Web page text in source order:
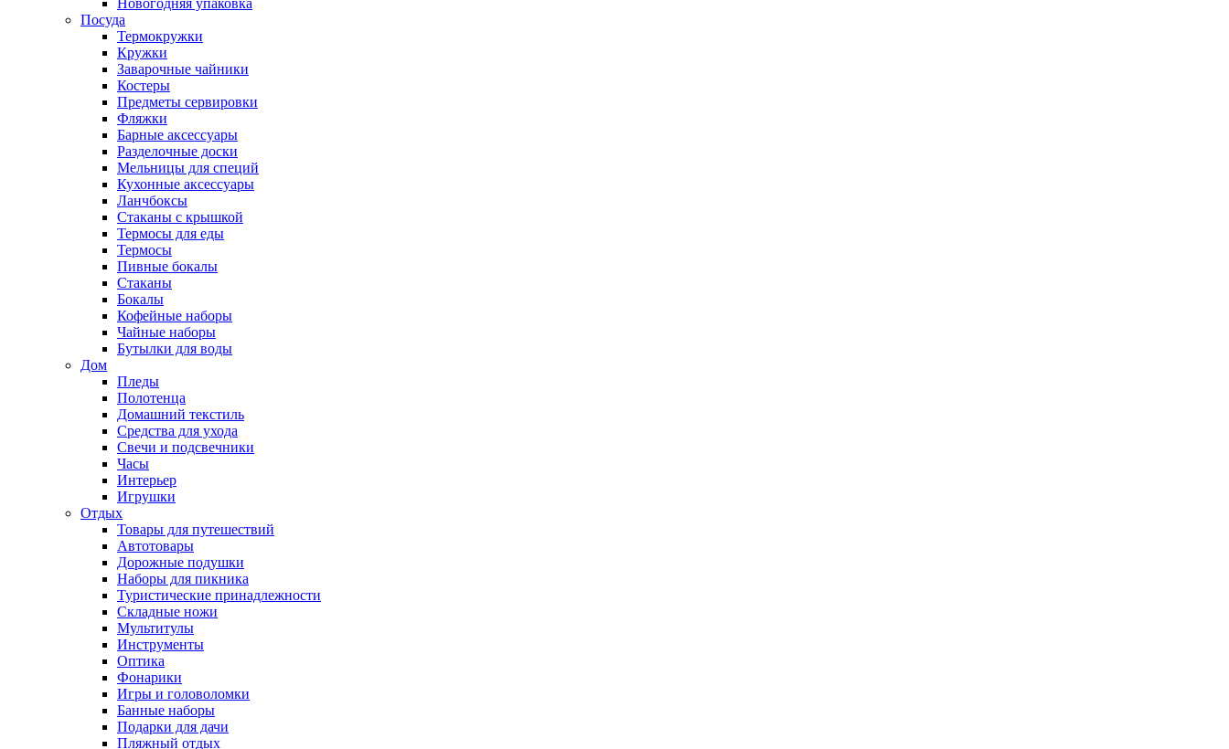
Новогодняя упаковка
Посуда
Термокружки
Кружки
Заварочные чайники
Костеры
Предметы сервировки
Фляжки
Барные аксессуары
Разделочные доски
Мельницы для специй
Кухонные аксессуары
Ланчбоксы
Стаканы с крышкой
Термосы для еды
Термосы
Пивные бокалы
Стаканы
Бокалы
Кофейные наборы
Чайные наборы
Бутылки для воды
Дом
Пледы
Полотенца
Домашний текстиль
Средства для ухода
Свечи и подсвечники
Часы
Интерьер
Игрушки
Отдых
Товары для путешествий
Автотовары
Дорожные подушки
Наборы для пикника
Туристические принадлежности
Складные ножи
Мультитулы
Инструменты
Оптика
Фонарики
Игры и головоломки
Банные наборы
Подарки для дачи
Пляжный отдых